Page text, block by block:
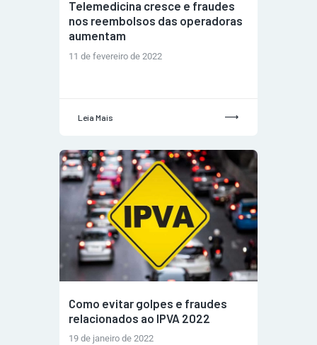
Telemedicina cresce e fraudes
nos reembolsos das operadoras
aumentam
11 de fevereiro de 2022
Leia Mais
Como evitar golpes e fraudes
relacionados ao IPVA 2022
19 de janeiro de 2022